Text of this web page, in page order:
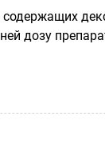
содержащих
дозу